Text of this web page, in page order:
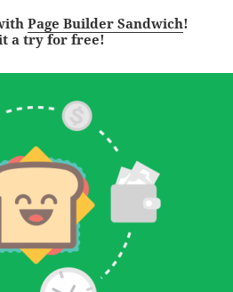
Page Builder Sandwich!
a try for free!